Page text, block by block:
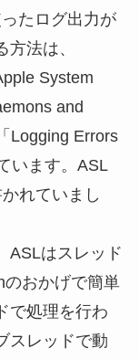
たログ出力が
法は、
System
and
Logging Errors
います。ASL
れていまし
ASLはスレッド
のおかげで簡単
で処理を行わ
スレッドで動